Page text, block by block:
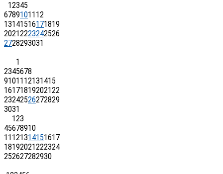
12345
67891011 12
13141516171819
20212223242526
2728293031
1
2345678
91011 12131415
16171819202122
23242526272829
3031
123
45678910
11 121314151617
18192021222324
252627282930